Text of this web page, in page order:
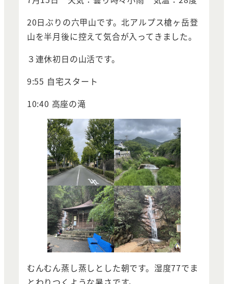
20日ぶりの六甲山です。北アルプス槍ヶ岳登
山を半月後に控えて気合が入ってきました。
３連休初日の山活です。
9:55 自宅スタート
10:40 高座の滝
むんむん蒸し蒸しとした朝です。湿度77でま